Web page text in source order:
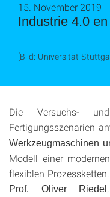
Industrie 4.0
15. November 2019
[Bild: Universität
Die Versuchs-
Fertigungsszenarien
Werkzeugmaschinen
Modell einer
flexiblen
Prof. Oliver Riedel